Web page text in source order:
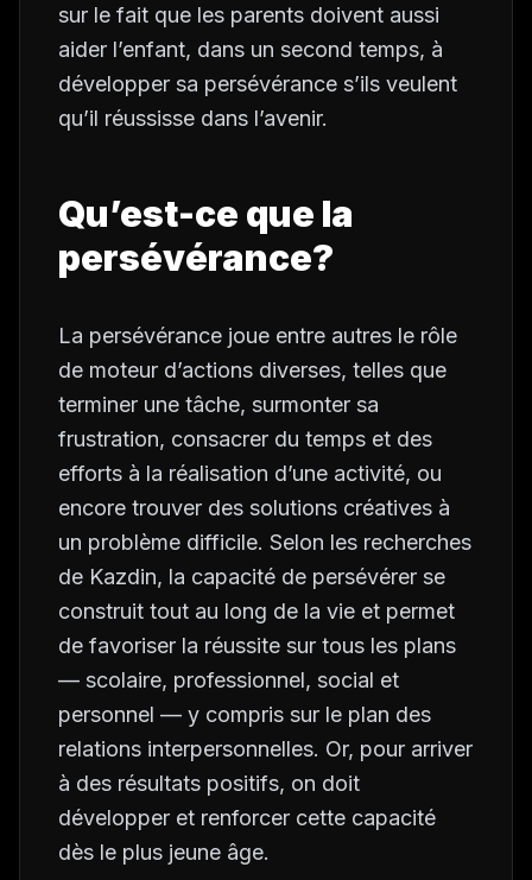
sur le fait que les parents doivent aussi
aider l’enfant, dans un second temps, à
développer sa persévérance s’ils veulent
qu’il réussisse dans l’avenir.
Qu’est-ce que la
persévérance?
La persévérance joue entre autres le rôle
de moteur d’actions diverses, telles que
terminer une tâche, surmonter sa
frustration, consacrer du temps et des
efforts à la réalisation d’une activité, ou
encore trouver des solutions créatives à
un problème difficile. Selon les recherches
de Kazdin, la capacité de persévérer se
construit tout au long de la vie et permet
de favoriser la réussite sur tous les plans
— scolaire, professionnel, social et
personnel — y compris sur le plan des
relations interpersonnelles. Or, pour arriver
à des résultats positifs, on doit
développer et renforcer cette capacité
dès le plus jeune âge.